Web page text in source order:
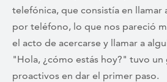
telefónica, que consistía en llamar
por teléfono, lo que nos pareció
el acto de acercarse y llamar a
"Hola, ¿cómo estás hoy?" tuvo
proactivos en dar el primer paso.